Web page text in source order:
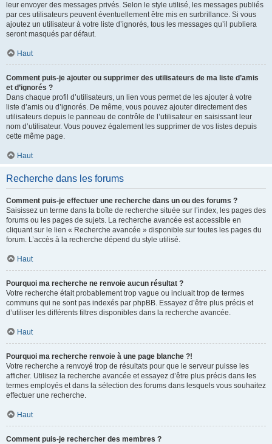
leur envoyer des messages privés. Selon le style utilisé, les messages publiés
par ces utilisateurs peuvent éventuellement être mis en surbrillance. Si vous
ajoutez un utilisateur à votre liste d’ignorés, tous les messages qu’il publiera
seront masqués par défaut.
Haut
Comment puis-je ajouter ou supprimer des utilisateurs de ma liste d’amis
et d’ignorés ?
Dans chaque profil d’utilisateurs, un lien vous permet de les ajouter à votre
liste d’amis ou d’ignorés. De même, vous pouvez ajouter directement des
utilisateurs depuis le panneau de contrôle de l’utilisateur en saisissant leur
nom d’utilisateur. Vous pouvez également les supprimer de vos listes depuis
cette même page.
Haut
Recherche dans les forums
Comment puis-je effectuer une recherche dans un ou des forums ?
Saisissez un terme dans la boîte de recherche située sur l’index, les pages des
forums ou les pages de sujets. La recherche avancée est accessible en
cliquant sur le lien « Recherche avancée » disponible sur toutes les pages du
forum. L’accès à la recherche dépend du style utilisé.
Haut
Pourquoi ma recherche ne renvoie aucun résultat ?
Votre recherche était probablement trop vague ou incluait trop de termes
communs qui ne sont pas indexés par phpBB. Essayez d’être plus précis et
d’utiliser les différents filtres disponibles dans la recherche avancée.
Haut
Pourquoi ma recherche renvoie à une page blanche ?!
Votre recherche a renvoyé trop de résultats pour que le serveur puisse les
afficher. Utilisez la recherche avancée et essayez d’être plus précis dans les
termes employés et dans la sélection des forums dans lesquels vous souhaitez
effectuer une recherche.
Haut
Comment puis-je rechercher des membres ?